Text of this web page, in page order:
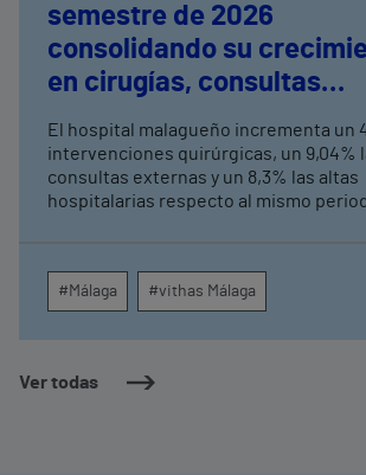
Ver todas
semestre de 2026
consolidando su
en cirugías, consultas
El hospital malagueño incrementa un
intervenciones quirúrgicas, un 9,04%
consultas externas y un 8,3% las altas
hospitalarias respecto al mismo
provincia dispara un 140% las
quirúrgicas ambulatorias y un 7% las
como oftalmología, aparato digestivo,
#Málaga #vithas Málaga